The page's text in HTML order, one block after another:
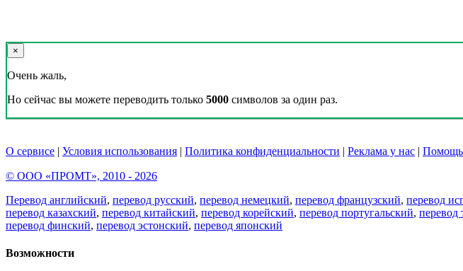
×
Очень жаль,
Но сейчас вы можете переводить только 5000 символов за один раз.
О сервисе | Условия использования | Политика конфиденциальности | Реклама у нас | Помощь
© ООО «ПРОМТ», 2010 - 2026
Перевод английский, перевод русский, перевод немецкий, перевод французский, перевод
перевод казахский, перевод китайский, перевод корейский, перевод португальский, перевод
перевод финский, перевод эстонский, перевод японский
Возможности